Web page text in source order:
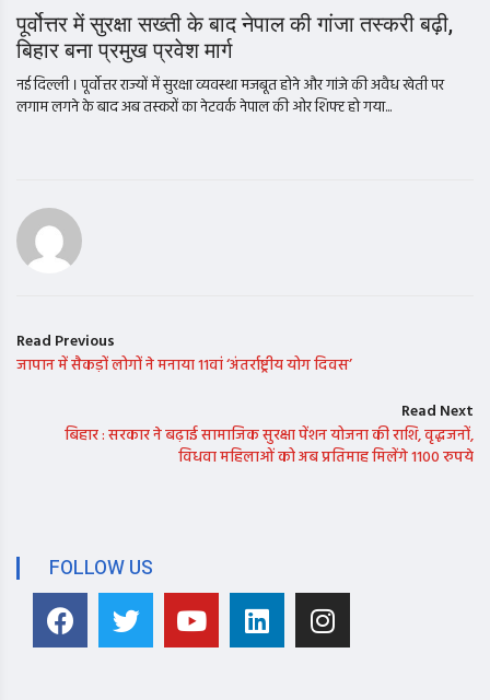
पूर्वोत्तर में सुरक्षा सख्ती के बाद नेपाल की गांजा तस्करी बढ़ी,
बिहार बना प्रमुख प्रवेश मार्ग
नई दिल्ली । पूर्वोत्तर राज्यों में सुरक्षा व्यवस्था मजबूत होने और गांजे की अवैध खेती पर
लगाम लगने के बाद अब तस्करों का नेटवर्क नेपाल की ओर शिफ्ट हो गया...
Read Previous
जापान में सैकड़ों लोगों ने मनाया 11वां ‘अंतर्राष्ट्रीय योग दिवस’
Read Next
बिहार : सरकार ने बढ़ाई सामाजिक सुरक्षा पेंशन योजना की राशि, वृद्धजनों,
विधवा महिलाओं को अब प्रतिमाह मिलेंगे 1100 रुपये
FOLLOW US